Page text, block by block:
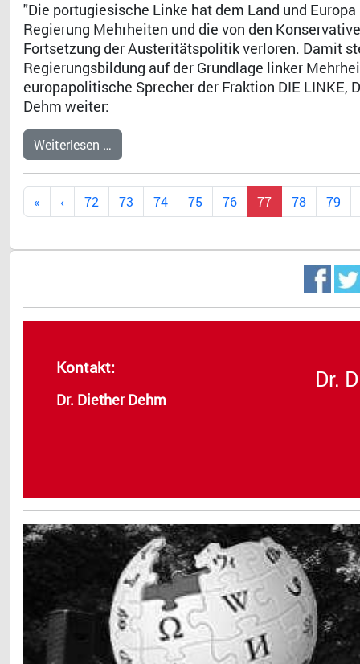
Dr.
"Die portugiesische Linke hat dem Land und
Regierung Mehrheiten und die von den
Fortsetzung der Austeritätspolitik verloren. Damit
Regierungsbildung auf der Grundlage linker
europapolitische Sprecher der Fraktion DIE
Dehm weiter:
Weiterlesen …
72 73 74 75 76 77 78 79
Kontakt:
Dr. Diether Dehm